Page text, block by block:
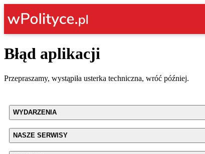
Błąd aplikacji
Przepraszamy, wystąpiła usterka techniczna, wróć później.
WYDARZENIA
NASZE SERWISY